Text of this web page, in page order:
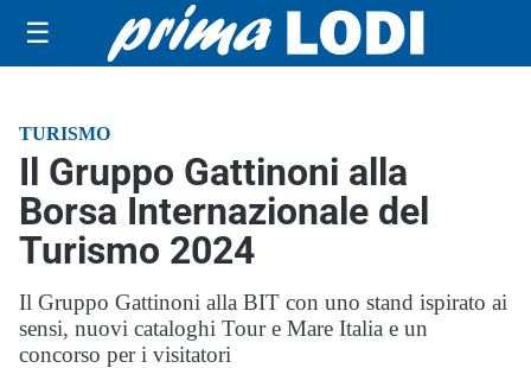
☰
TURISMO
Il Gruppo Gattinoni alla
Borsa Internazionale del
Turismo 2024
Il Gruppo Gattinoni alla BIT con uno stand ispirato ai
sensi, nuovi cataloghi Tour e Mare Italia e un
concorso per i visitatori